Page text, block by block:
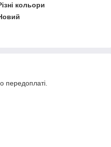
кольори
передоплаті.